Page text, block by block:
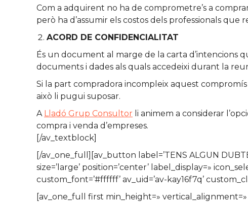
Com a adquirent no ha de comprometre’s a
però ha d’assumir els costos dels professionals que
ACORD DE CONFIDENCIALITAT
És un document al marge de la carta d’intencions
documents i dades als quals accedeixi durant la
Si la part compradora incompleix aquest
això li pugui suposar.
A Lladó Grup Consultor li animem a considerar
compra i venda d’empreses.
[/av_textblock]
[/av_one_full][av_button label=’TENS ALGUN
size=’large’ position=’center’ label_display=»
custom_font=’#ffffff’ av_uid=’av-kay16f7q’
[av_one_full first min_height=»